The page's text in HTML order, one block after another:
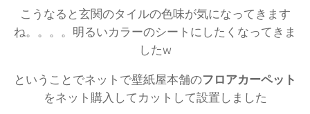
こうなると玄関のタイルの色味が気になってきます
ね。。。。明るいカラーのシートにしたくなってきま
したw
ということでネットで壁紙屋本舗のフロアカーペット
をネット購入してカットして設置しました